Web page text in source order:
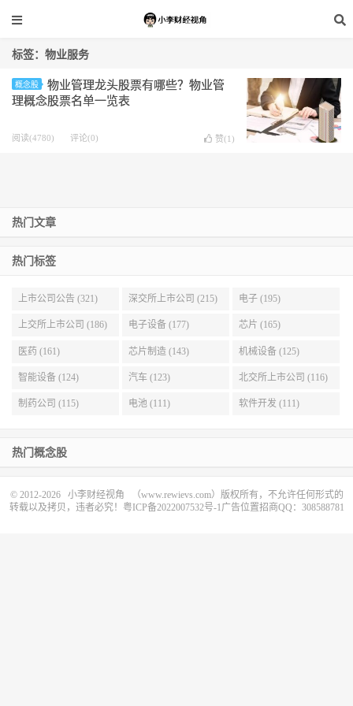
标签：物业服务
概念股
物业管理龙头股票有哪些？物业管
理概念股票名单一览表
阅读(4780) 评论(0) 赞(1 )
热门文章
热门标签
上市公司公告 (321) 深交所上市公司 (215) 电子 (195)
上交所上市公司 (186) 电子设备 (177) 芯片 (165)
医药 (161) 芯片制造 (143) 机械设备 (125)
智能设备 (124) 汽车 (123) 北交所上市公司 (116)
制药公司 (115) 电池 (111) 软件开发 (111)
热门概念股
© 2012-2026 小李财经视角 （www.rewievs.com）版权所有，不允许任何形式的
转载以及拷贝，违者必究！
粤ICP备2022007532号-1 广告位置招商QQ：308588781